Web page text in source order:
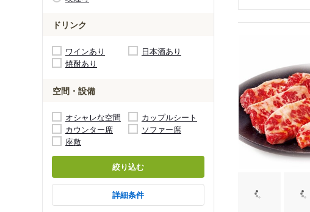
ドリンク
ワインあり
日本酒あり
焼酎あり
空間・設備
オシャレな空間
カップルシート
カウンター席
ソファー席
座敷
絞り込む
詳細条件